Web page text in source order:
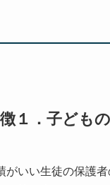
１．子ども
がいい生徒の保護